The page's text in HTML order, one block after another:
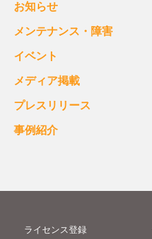
お知らせ
メンテナンス・障害
イベント
メディア掲載
プレスリリース
事例紹介
ライセンス登録